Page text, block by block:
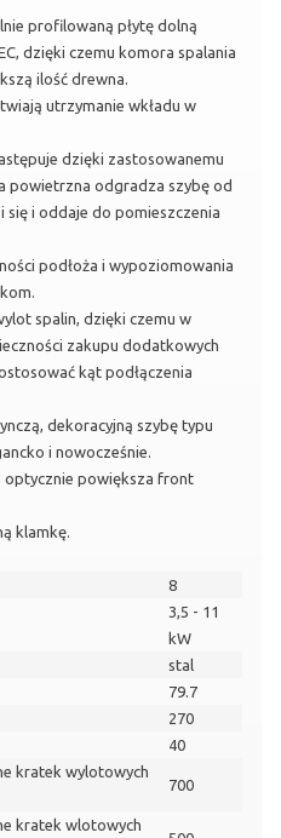
profilowaną płytę dolną
dzięki czemu komora spalania
ilość drewna.
utrzymanie wkładu w
dzięki zastosowanemu
powietrzna odgradza szybę od
się i oddaje do pomieszczenia
podłoża i wypoziomowania
spalin, dzięki czemu w
zakupu dodatkowych
kąt podłączenia
dekoracyjną szybę typu
i nowocześnie.
optycznie powiększa front
klamkę.
8
3,5 - 11
kW
stal
79.7
270
40
kratek wylotowych
700
kratek wlotowych